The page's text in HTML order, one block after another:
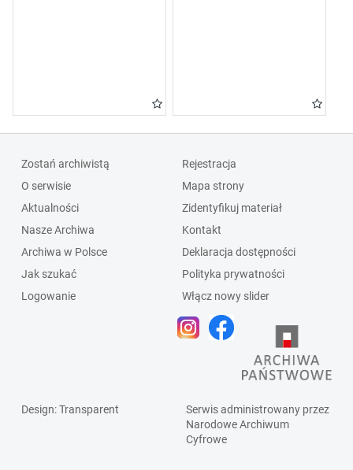
Zostań archiwistą
O serwisie
Aktualności
Nasze Archiwa
Archiwa w Polsce
Jak szukać
Logowanie
Rejestracja
Mapa strony
Zidentyfikuj materiał
Kontakt
Deklaracja dostępności
Polityka prywatności
Włącz nowy slider
Design: Transparent
Serwis administrowany przez
Narodowe Archiwum
Cyfrowe